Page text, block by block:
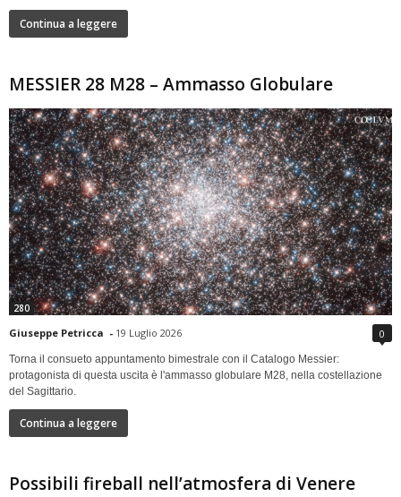
Continua a leggere
MESSIER 28 M28 – Ammasso Globulare
280
Giuseppe Petricca - 19 Luglio 2026 0
Torna il consueto appuntamento bimestrale con il Catalogo Messier:
protagonista di questa uscita è l'ammasso globulare M28, nella costellazione
del Sagittario.
Continua a leggere
Possibili fireball nell’atmosfera di Venere